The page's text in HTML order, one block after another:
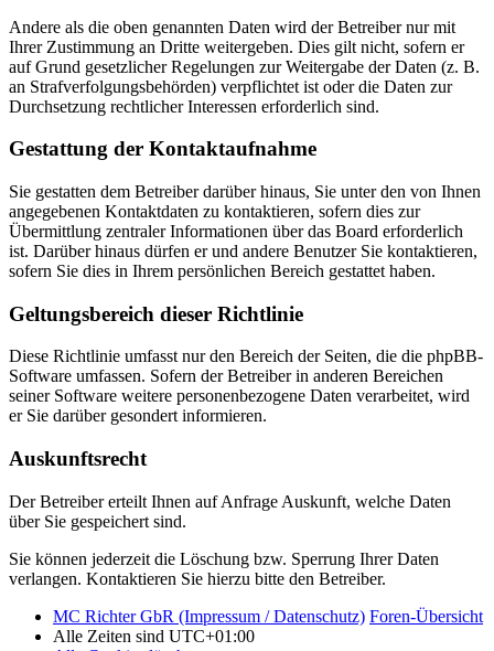
Andere als die oben genannten Daten wird der Betreiber nur mit
Ihrer Zustimmung an Dritte weitergeben. Dies gilt nicht, sofern er
auf Grund gesetzlicher Regelungen zur Weitergabe der Daten (z. B.
an Strafverfolgungsbehörden) verpflichtet ist oder die Daten zur
Durchsetzung rechtlicher Interessen erforderlich sind.
Gestattung der Kontaktaufnahme
Sie gestatten dem Betreiber darüber hinaus, Sie unter den von Ihnen
angegebenen Kontaktdaten zu kontaktieren, sofern dies zur
Übermittlung zentraler Informationen über das Board erforderlich
ist. Darüber hinaus dürfen er und andere Benutzer Sie kontaktieren,
sofern Sie dies in Ihrem persönlichen Bereich gestattet haben.
Geltungsbereich dieser Richtlinie
Diese Richtlinie umfasst nur den Bereich der Seiten, die die phpBB-
Software umfassen. Sofern der Betreiber in anderen Bereichen
seiner Software weitere personenbezogene Daten verarbeitet, wird
er Sie darüber gesondert informieren.
Auskunftsrecht
Der Betreiber erteilt Ihnen auf Anfrage Auskunft, welche Daten
über Sie gespeichert sind.
Sie können jederzeit die Löschung bzw. Sperrung Ihrer Daten
verlangen. Kontaktieren Sie hierzu bitte den Betreiber.
MC Richter GbR (Impressum / Datenschutz) Foren-Übersicht
Alle Zeiten sind UTC+01:00